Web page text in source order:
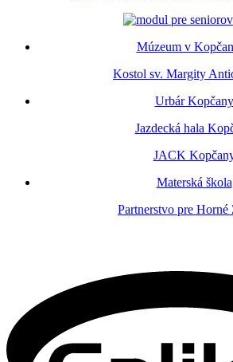
Múzeum v
Kostol sv. Margity
Urbár Kopčany
Jazdecká hala
JACK
Materská škola
Partnerstvo pre Horné